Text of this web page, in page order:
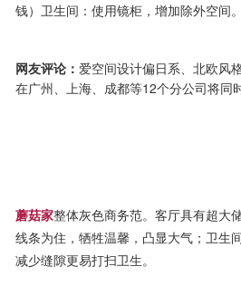
钱）卫生间：使用镜柜，增加除外空间。
网友评论：爱空间设计偏日系、北欧风
在广州、上海、成都等12个分公司将同
蘑菇家整体灰色商务范。客厅具有超大
线条为住，牺牲温馨，凸显大气；卫生
减少缝隙更易打扫卫生。